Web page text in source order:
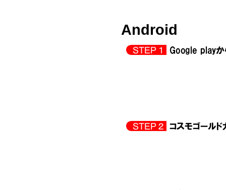
Android